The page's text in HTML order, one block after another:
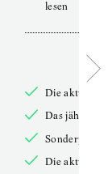
lesen
Die aktuelle
Das jährliche
Die aktuelle